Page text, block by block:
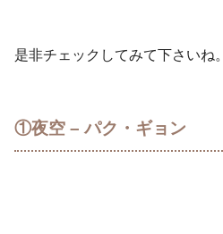
是非チェックしてみて下さいね。
①夜空 – パク・ギョン